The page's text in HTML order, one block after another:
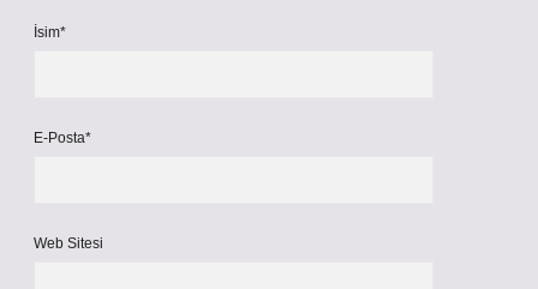
İsim*
E-Posta*
Web Sitesi